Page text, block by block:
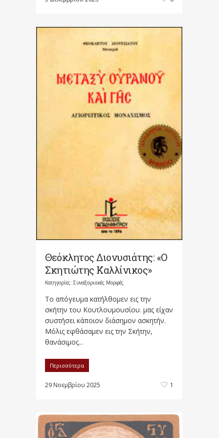
Θεόκλητος Διονυσιάτης: «Ο
Σκητιώτης Καλλίνικος»
Κατηγορίες: Συναξαριακές Μορφές
Το απόγευμα κατήλθομεν εις την
σκήτην του Κουτλουμουσίου. μας είχαν
συστήσει κάποιον διάσημον ασκητήν.
Μόλις εφθάσαμεν εις την Σκήτην,
θανάσιμος...
Περισσότερα
29 Νοεμβρίου 2025 1